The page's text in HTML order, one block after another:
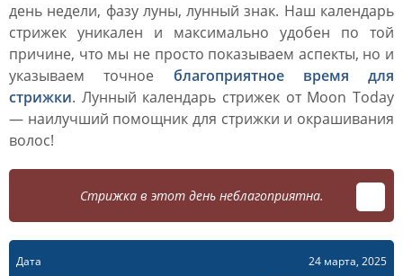
день недели, фазу луны, лунный знак. Наш календарь
стрижек уникален и максимально удобен по той
причине, что мы не просто показываем аспекты, но и
указываем точное благоприятное время для
стрижки. Лунный календарь стрижек от Moon Today
— наилучший помощник для стрижки и окрашивания
волос!
Стрижка в этот день неблагоприятна.
Дата
24 марта, 2025